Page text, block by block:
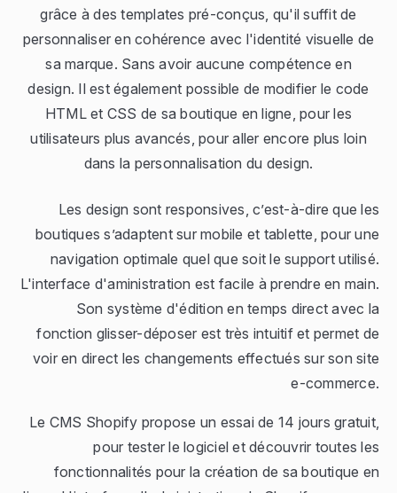
grâce à des templates pré-conçus, qu'il suffit de
personnaliser en cohérence avec l'identité visuelle de
sa marque. Sans avoir aucune compétence en
design. Il est également possible de modifier le code
HTML et CSS de sa boutique en ligne, pour les
utilisateurs plus avancés, pour aller encore plus loin
dans la personnalisation du design.
Les design sont responsives, c’est-à-dire que les
boutiques s’adaptent sur mobile et tablette, pour une
navigation optimale quel que soit le support utilisé.
L'interface d'aministration est facile à prendre en main.
Son système d'édition en temps direct avec la
fonction glisser-déposer est très intuitif et permet de
voir en direct les changements effectués sur son site
e-commerce.
Le CMS Shopify propose un essai de 14 jours gratuit,
pour tester le logiciel et découvrir toutes les
fonctionnalités pour la création de sa boutique en